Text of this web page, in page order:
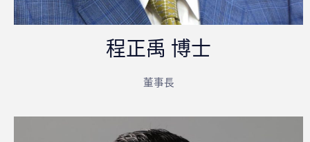
程正禹 博士
董事長